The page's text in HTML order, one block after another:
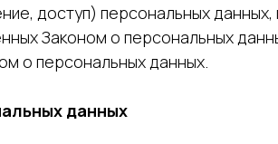
доступ) персональных данных,
Законом о персональных
о персональных данных.
данных